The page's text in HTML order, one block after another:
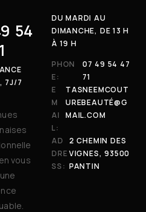
54
7J/7
vous
DU MARDI AU
DIMANCHE, DE 13 H
À 19 H
PHON
E:
07 49 54 47
71
E
M
AI
L:
TASNEEMCOUT
UREBEAUTÉ@G
MAIL.COM
AD
DRE
SS:
2 CHEMIN DES
VIGNES, 93500
PANTIN